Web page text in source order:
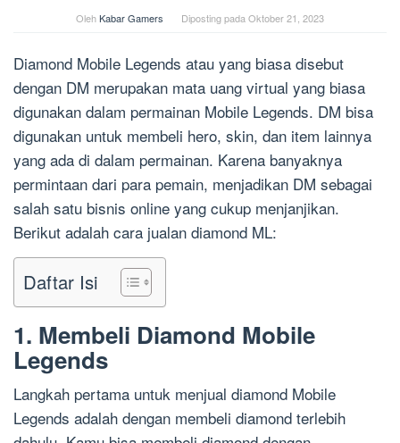
OlehKabar Gamers Diposting pada Oktober 21, 2023
Diamond Mobile Legends atau yang biasa disebut
dengan DM merupakan mata uang virtual yang biasa
digunakan dalam permainan Mobile Legends. DM bisa
digunakan untuk membeli hero, skin, dan item lainnya
yang ada di dalam permainan. Karena banyaknya
permintaan dari para pemain, menjadikan DM sebagai
salah satu bisnis online yang cukup menjanjikan.
Berikut adalah cara jualan diamond ML:
Daftar Isi
1. Membeli Diamond Mobile
Legends
Langkah pertama untuk menjual diamond Mobile
Legends adalah dengan membeli diamond terlebih